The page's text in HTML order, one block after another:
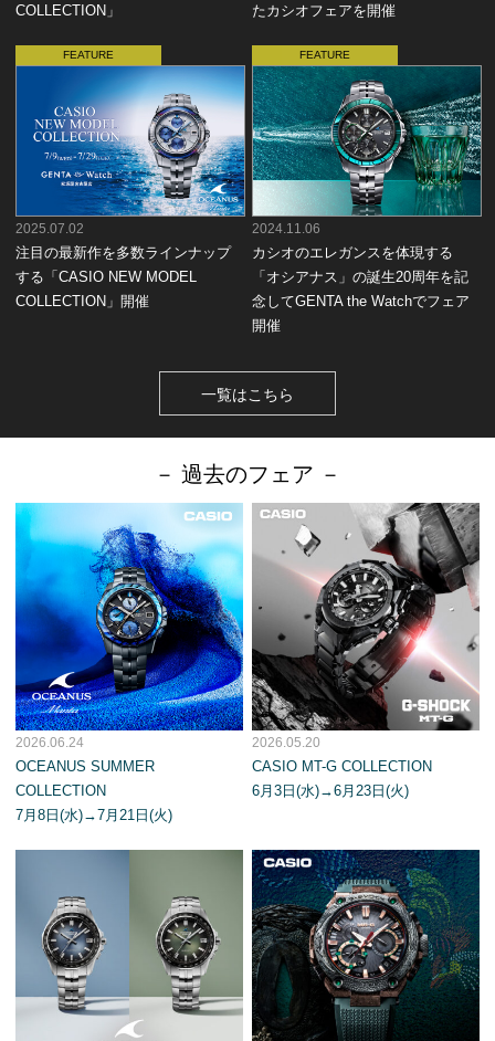
COLLECTION」
たカシオフェアを開催
2025.07.02
注目の最新作を多数ラインナップ
する「CASIO NEW MODEL
COLLECTION」開催
2024.11.06
カシオのエレガンスを体現する
「オシアナス」の誕生20周年を記
念してGENTA the Watchでフェア
開催
一覧はこちら
－ 過去のフェア －
2026.06.24
OCEANUS SUMMER
COLLECTION
7月8日(水)→7月21日(火)
2026.05.20
CASIO MT-G COLLECTION
6月3日(水)→6月23日(火)